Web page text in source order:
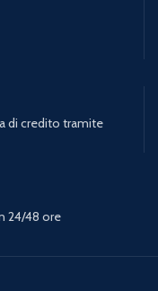
di credito tramite
24/48 ore